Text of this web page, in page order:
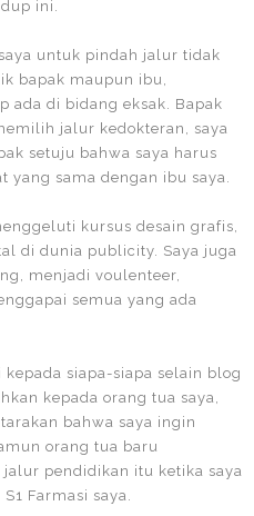
ini.
untuk pindah jalur tidak
bapak maupun ibu,
ada di bidang eksak. Bapak
jalur kedokteran, saya
setuju bahwa saya harus
yang sama dengan ibu saya.
kursus desain grafis,
di dunia publicity. Saya juga
menjadi voulenteer,
semua yang ada
siapa-siapa selain blog
kepada orang tua saya,
bahwa saya ingin
orang tua baru
pendidikan itu ketika saya
Farmasi saya.